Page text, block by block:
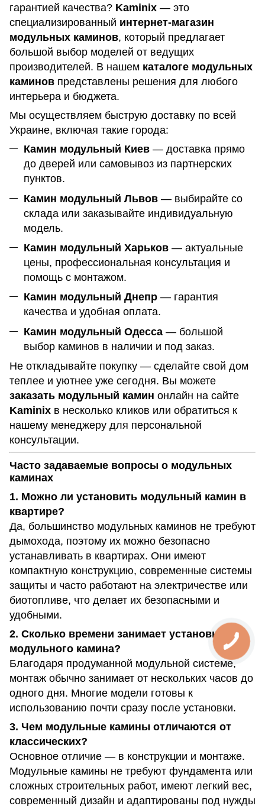
гарантией качества? Kaminix — это
специализированный интернет-магазин
модульных каминов, который предлагает
большой выбор моделей от ведущих
производителей. В нашем каталоге модульных
каминов представлены решения для любого
интерьера и бюджета.
Мы осуществляем быструю доставку по всей
Украине, включая такие города:
Камин модульный Киев — доставка прямо
до дверей или самовывоз из партнерских
пунктов.
Камин модульный Львов — выбирайте со
склада или заказывайте индивидуальную
модель.
Камин модульный Харьков — актуальные
цены, профессиональная консультация и
помощь с монтажом.
Камин модульный Днепр — гарантия
качества и удобная оплата.
Камин модульный Одесса — большой
выбор каминов в наличии и под заказ.
Не откладывайте покупку — сделайте свой дом
теплее и уютнее уже сегодня. Вы можете
заказать модульный камин онлайн на сайте
Kaminix в несколько кликов или обратиться к
нашему менеджеру для персональной
консультации.
Часто задаваемые вопросы о модульных
каминах
1. Можно ли установить модульный камин в
квартире?
Да, большинство модульных каминов не требуют
дымохода, поэтому их можно безопасно
устанавливать в квартирах. Они имеют
компактную конструкцию, современные системы
защиты и часто работают на электричестве или
биотопливе, что делает их безопасными и
удобными.
2. Сколько времени занимает установка
модульного камина?
Благодаря продуманной модульной системе,
монтаж обычно занимает от нескольких часов до
одного дня. Многие модели готовы к
использованию почти сразу после установки.
3. Чем модульные камины отличаются от
классических?
Основное отличие — в конструкции и монтаже.
Модульные камины не требуют фундамента или
сложных строительных работ, имеют легкий вес,
современный дизайн и адаптированы под нужды